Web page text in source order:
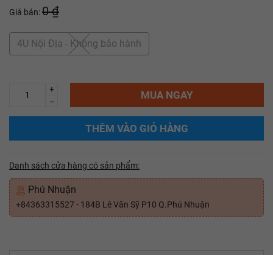
Giá bán:0 ₫
4U Nội Địa - Không bảo hành
+
–
MUA NGAY
THÊM VÀO GIỎ HÀNG
Danh sách cửa hàng có sản phẩm:
Phú Nhuận
+84363315527 - 184B Lê Văn Sỹ P10 Q.Phú Nhuận